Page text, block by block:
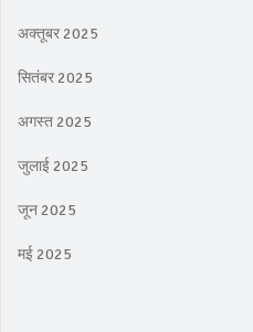
अक्तूबर 2025
सितंबर 2025
अगस्त 2025
जुलाई 2025
जून 2025
मई 2025